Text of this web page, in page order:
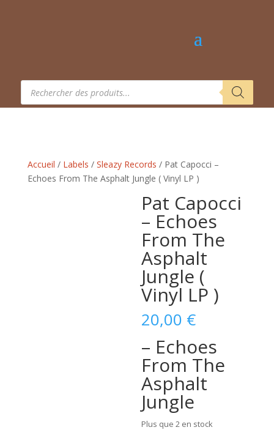
Recherche
produits
Accueil / Labels / Sleazy Records / Pat Capocci –
Echoes From The Asphalt Jungle ( Vinyl LP )
Pat Capocci
– Echoes
From The
Asphalt
Jungle (
Vinyl LP )
20,00 €
– Echoes
From The
Asphalt
Jungle
Plus que 2 en stock